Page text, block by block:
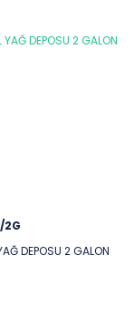
DEPOSU 2 GALON